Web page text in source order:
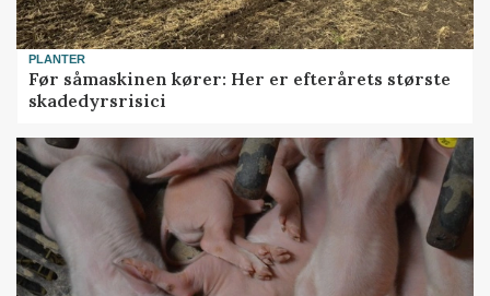
PLANTER
Før såmaskinen kører: Her er efterårets største
skadedyrsrisici